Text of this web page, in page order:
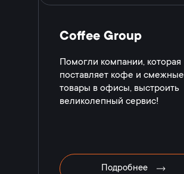
Coffee Group
Помогли компании, которая
поставляет кофе и смежные
товары в офисы, выстроить
великолепный сервис!
Подробнее